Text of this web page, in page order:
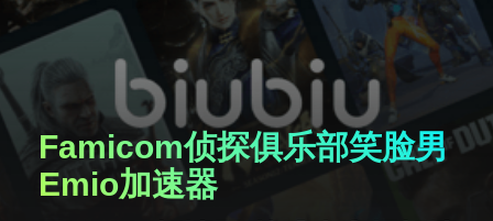
Famicom侦探俱乐部笑脸男
Emio加速器